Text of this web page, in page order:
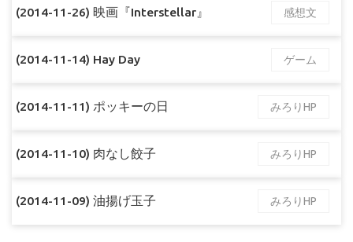
(2014-11-26) 映画『Interstellar』 感想文
(2014-11-14) Hay Day ゲーム
(2014-11-11) ポッキーの日 みろりHP
(2014-11-10) 肉なし餃子 みろりHP
(2014-11-09) 油揚げ玉子 みろりHP